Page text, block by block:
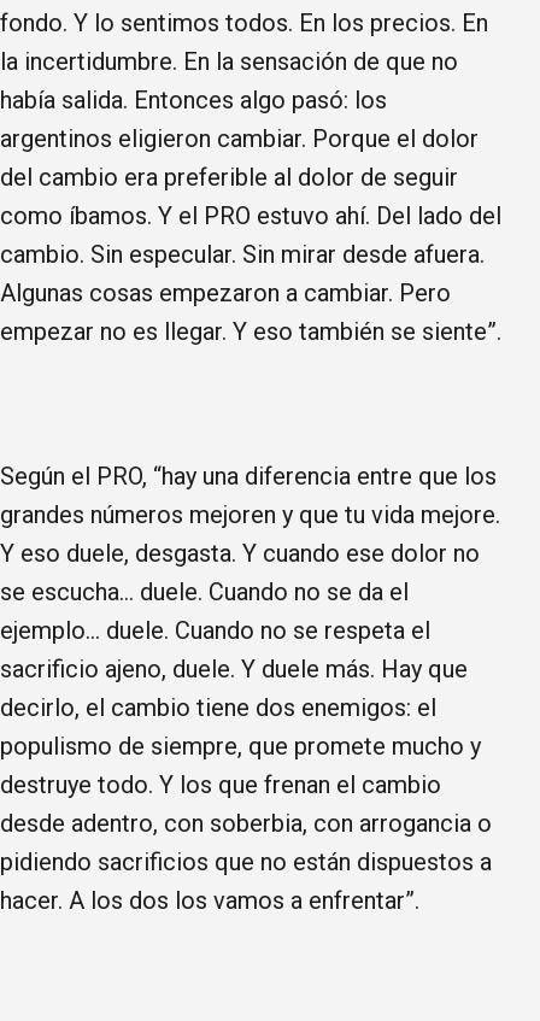
fondo. Y lo sentimos todos. En los precios. En
la incertidumbre. En la sensación de que no
había salida. Entonces algo pasó: los
argentinos eligieron cambiar. Porque el dolor
del cambio era preferible al dolor de seguir
como íbamos. Y el PRO estuvo ahí. Del lado del
cambio. Sin especular. Sin mirar desde afuera.
Algunas cosas empezaron a cambiar. Pero
empezar no es llegar. Y eso también se siente”.
Según el PRO, “hay una diferencia entre que los
grandes números mejoren y que tu vida mejore.
Y eso duele, desgasta. Y cuando ese dolor no
se escucha… duele. Cuando no se da el
ejemplo… duele. Cuando no se respeta el
sacrificio ajeno, duele. Y duele más. Hay que
decirlo, el cambio tiene dos enemigos: el
populismo de siempre, que promete mucho y
destruye todo. Y los que frenan el cambio
desde adentro, con soberbia, con arrogancia o
pidiendo sacrificios que no están dispuestos a
hacer. A los dos los vamos a enfrentar”.